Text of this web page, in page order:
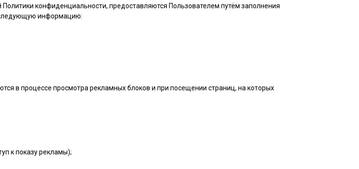
конфиденциальности, предоставляются Пользователем путём заполнения
следующую информацию:
в процессе просмотра рекламных блоков и при посещении страниц, на которых
к показу рекламы);